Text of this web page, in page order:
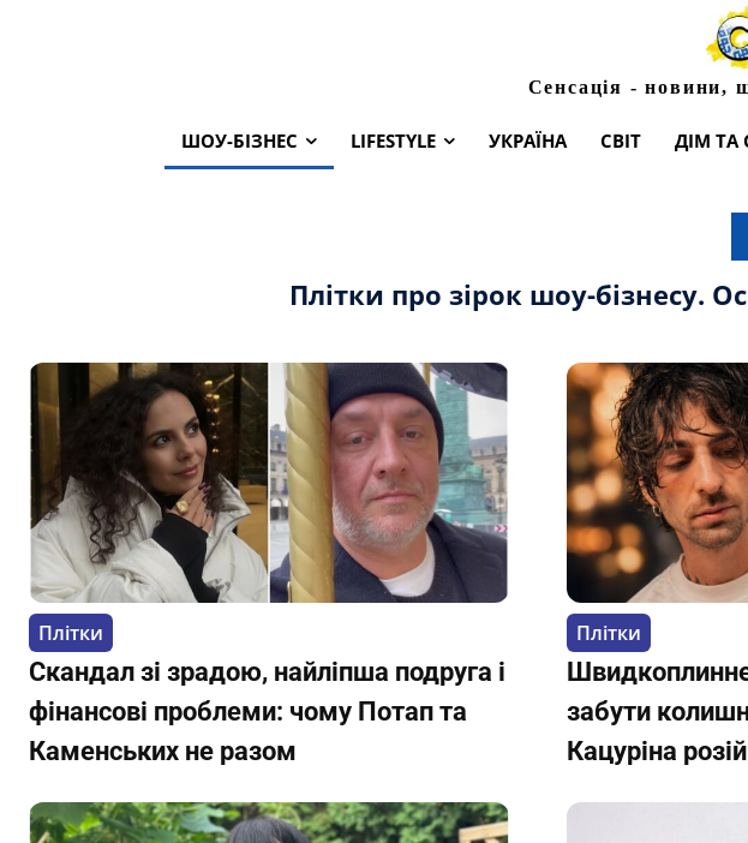
Сенсація - новини,
ШОУ-БІЗНЕС LIFESTYLE УКРАЇНА СВІТ ДІМ ТА
Плітки про зірок шоу-бізнесу.
Плітки
Скандал зі зрадою, найліпша подруга і
фінансові проблеми: чому Потап та
Каменських не разом
Плітки
забути
Кацуріна